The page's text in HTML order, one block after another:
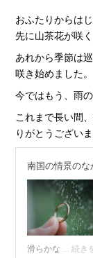
おふたりからは
先に山茶花が咲
あれから季節は
咲き始めました。
今ではもう、雨
これまで長い間
りがとうございま